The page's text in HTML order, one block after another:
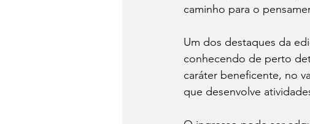
caminho para o
Um dos destaques da
conhecendo de perto
caráter beneficente, no
que desenvolve